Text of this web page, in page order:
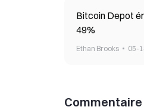
Bitcoin Depot
49%
Ethan Brooks 05-
Commentaire